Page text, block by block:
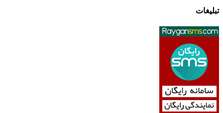
تبلیغات